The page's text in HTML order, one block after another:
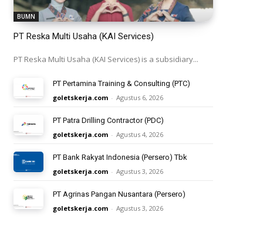
BUMN
PT Reska Multi Usaha (KAI Services)
PT Reska Multi Usaha (KAI Services) is a subsidiary...
PT Pertamina Training & Consulting (PTC)
goletskerja.com - Agustus 6, 2026
PT Patra Drilling Contractor (PDC)
goletskerja.com - Agustus 4, 2026
PT Bank Rakyat Indonesia (Persero) Tbk
goletskerja.com - Agustus 3, 2026
PT Agrinas Pangan Nusantara (Persero)
goletskerja.com - Agustus 3, 2026